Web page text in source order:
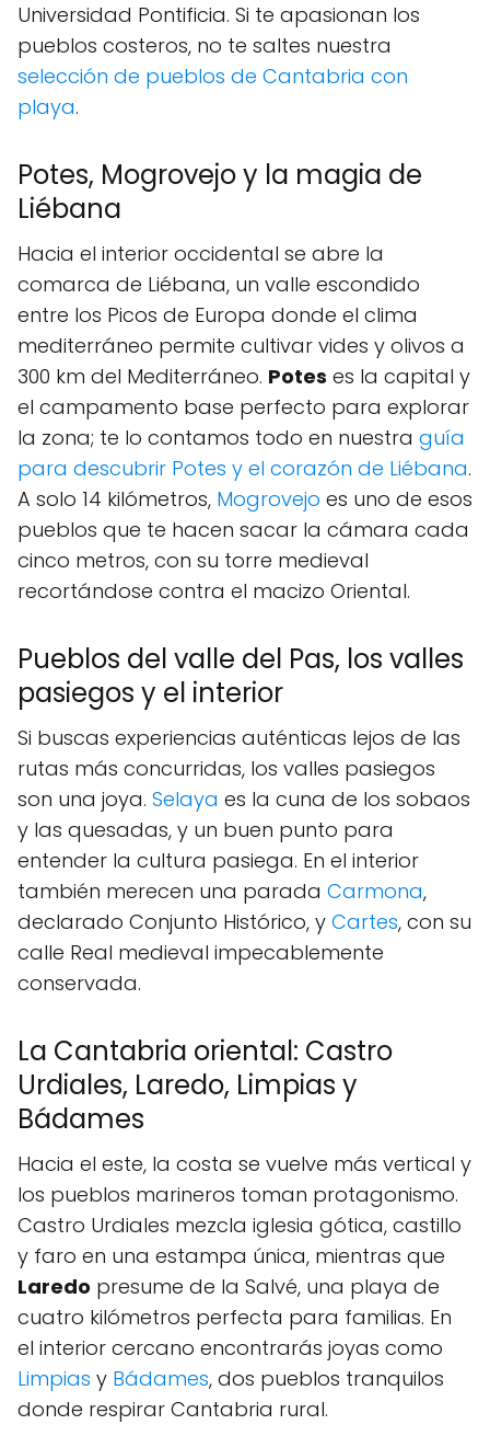
Universidad Pontificia. Si te apasionan los
pueblos costeros, no te saltes nuestra
selección de pueblos de Cantabria con
playa.
Potes, Mogrovejo y la magia de
Liébana
Hacia el interior occidental se abre la
comarca de Liébana, un valle escondido
entre los Picos de Europa donde el clima
mediterráneo permite cultivar vides y olivos a
300 km del Mediterráneo. Potes es la capital y
el campamento base perfecto para explorar
la zona; te lo contamos todo en nuestra guía
para descubrir Potes y el corazón de Liébana.
A solo 14 kilómetros, Mogrovejo es uno de esos
pueblos que te hacen sacar la cámara cada
cinco metros, con su torre medieval
recortándose contra el macizo Oriental.
Pueblos del valle del Pas, los valles
pasiegos y el interior
Si buscas experiencias auténticas lejos de las
rutas más concurridas, los valles pasiegos
son una joya. Selaya es la cuna de los sobaos
y las quesadas, y un buen punto para
entender la cultura pasiega. En el interior
también merecen una parada Carmona,
declarado Conjunto Histórico, y Cartes, con su
calle Real medieval impecablemente
conservada.
La Cantabria oriental: Castro
Urdiales, Laredo, Limpias y
Bádames
Hacia el este, la costa se vuelve más vertical y
los pueblos marineros toman protagonismo.
Castro Urdiales mezcla iglesia gótica, castillo
y faro en una estampa única, mientras que
Laredo presume de la Salvé, una playa de
cuatro kilómetros perfecta para familias. En
el interior cercano encontrarás joyas como
Limpias y Bádames, dos pueblos tranquilos
donde respirar Cantabria rural.